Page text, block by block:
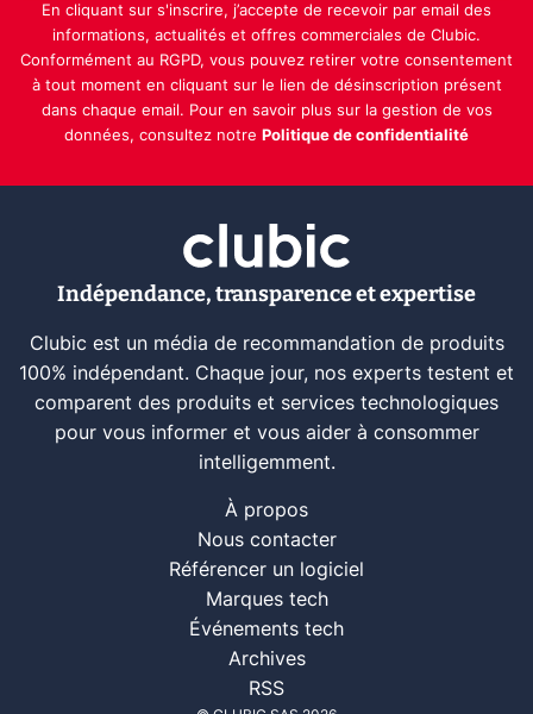
En cliquant sur s'inscrire, j’accepte de recevoir par email des
informations, actualités et offres commerciales de Clubic.
Conformément au RGPD, vous pouvez retirer votre consentement
à tout moment en cliquant sur le lien de désinscription présent
dans chaque email. Pour en savoir plus sur la gestion de vos
données, consultez notre Politique de confidentialité
Indépendance, transparence et expertise
Clubic est un média de recommandation de produits
100% indépendant. Chaque jour, nos experts testent et
comparent des produits et services technologiques
pour vous informer et vous aider à consommer
intelligemment.
À propos
Nous contacter
Référencer un logiciel
Marques tech
Événements tech
Archives
RSS